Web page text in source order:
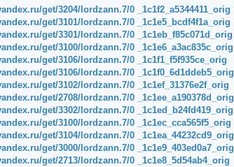
get/3204/lordzann.7/0 _1c1f2_a5344411_orig
get/3101/lordzann.7/0 _1c1e5_bcdf4f1a_orig
get/3301/lordzann.7/0 _1c1eb_f85c071d_orig
get/3100/lordzann.7/0 _1c1e6_a3ac835c_orig
get/3106/lordzann.7/0 _1c1f1_f5f935ce_orig
get/3106/lordzann.7/0 _1c1f0_6d1ddeb5_orig
get/3102/lordzann.7/0 _1c1ef_31376e2f_orig
get/2708/lordzann.7/0 _1c1ee_a190378d_orig
get/3302/lordzann.7/0 _1c1ed_b24fd419_orig
get/3100/lordzann.7/0 _1c1ec_cca565f5_orig
get/3104/lordzann.7/0 _1c1ea_44232cd9_orig
get/3000/lordzann.7/0 _1c1e9_403ed0a7_orig
get/2713/lordzann.7/0 _1c1e8_5d54ab4_orig